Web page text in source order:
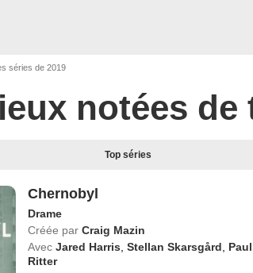
séries de 2019
notées
Top séries
Chernobyl
Drame
Créée par Craig Mazin
Avec Jared Harris Stellan Skarsgård
Paul
Ritter